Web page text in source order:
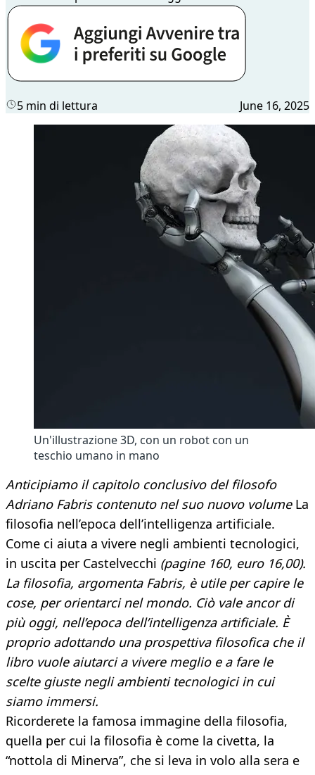
5 min di lettura June 16, 2025
Un'illustrazione 3D, con un robot con un
teschio umano in mano
Anticipiamo il capitolo conclusivo del filosofo
Adriano Fabris contenuto nel suo nuovo volumeLa
filosofia nell’epoca dell’intelligenza artificiale.
Come ci aiuta a vivere negli ambienti tecnologici,
in uscita per Castelvecchi (pagine 160, euro 16,00).
La filosofia, argomenta Fabris, è utile per capire le
cose, per orientarci nel mondo. Ciò vale ancor di
più oggi, nell’epoca dell’intelligenza artificiale. È
proprio adottando una prospettiva filosofica che il
libro vuole aiutarci a vivere meglio e a fare le
scelte giuste negli ambienti tecnologici in cui
siamo immersi.
Ricorderete la famosa immagine della filosofia,
quella per cui la filosofia è come la civetta, la
“nottola di Minerva”, che si leva in volo alla sera e